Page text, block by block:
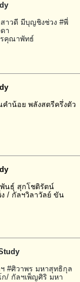
าวดี มีบุญชิงช่วง #พี่
า
คุณาพัทธ์
ำน้อย พลังสตรีครึ่งตัว
นธุ์ สุกโชติรัตน์
/ กัลฯวิลาวัลย์ ขัน
#ศิวาพร มหาสุทธิกุล
/ กัลฯเพ็ญศิริ มหา